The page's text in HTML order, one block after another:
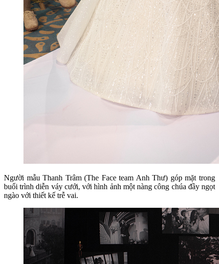
Người mẫu Thanh Trâm (The Face team Anh Thư) góp mặt trong
buổi trình diễn váy cưới, với hình ảnh một nàng công chúa đầy ngọt
ngào với thiết kế trễ vai.